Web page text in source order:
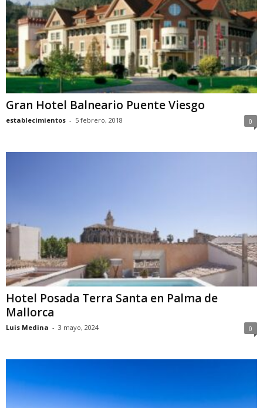
Gran Hotel Balneario Puente Viesgo
establecimientos - 5 febrero, 2018 0
Hotel Posada Terra Santa en Palma de
Mallorca
Luis Medina - 3 mayo, 2024 0